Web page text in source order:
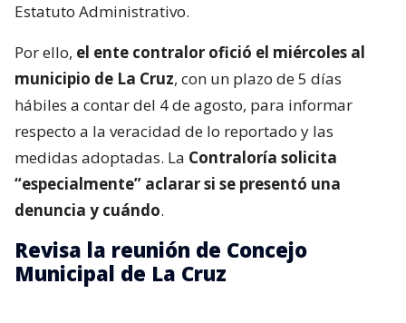
Estatuto Administrativo.
Por ello, el ente contralor ofició el miércoles al
municipio de La Cruz, con un plazo de 5 días
hábiles a contar del 4 de agosto, para informar
respecto a la veracidad de lo reportado y las
medidas adoptadas. La Contraloría solicita
“especialmente” aclarar si se presentó una
denuncia y cuándo.
Revisa la reunión de Concejo
Municipal de La Cruz